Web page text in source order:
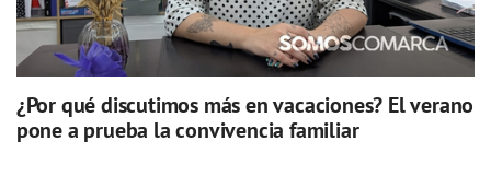
¿Por qué discutimos más en vacaciones? El verano
pone a prueba la convivencia familiar